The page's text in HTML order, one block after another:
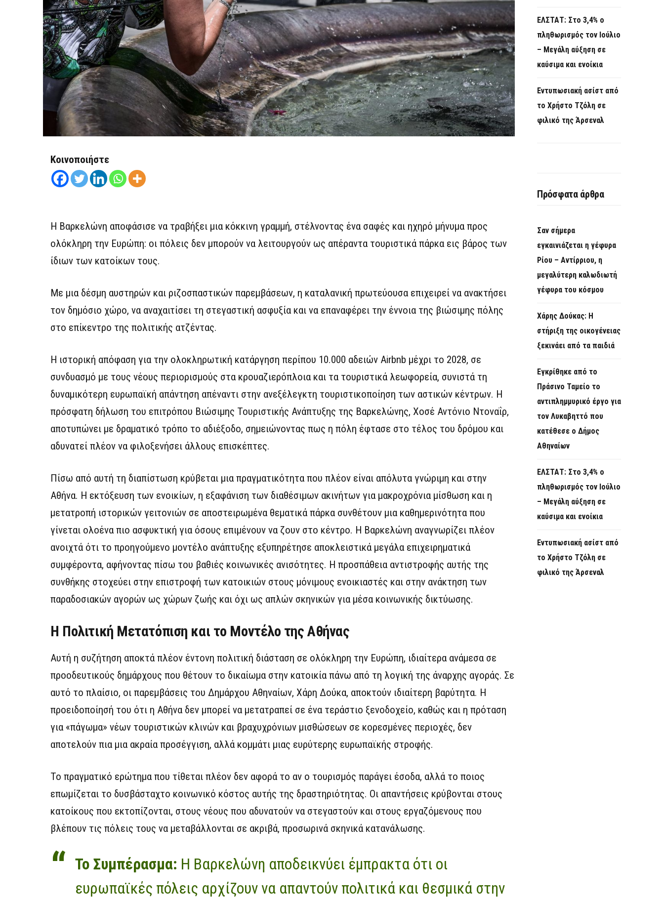
Κοινοποιήστε
Η Βαρκελώνη αποφάσισε να τραβήξει μια κόκκινη γραμμή, στέλνοντας ένα σαφές και ηχηρό μήνυμα προς
ολόκληρη την Ευρώπη: οι πόλεις δεν μπορούν να λειτουργούν ως απέραντα τουριστικά πάρκα εις βάρος των
ίδιων των κατοίκων τους.
Με μια δέσμη αυστηρών και ριζοσπαστικών παρεμβάσεων, η καταλανική πρωτεύουσα επιχειρεί να ανακτήσει
τον δημόσιο χώρο, να αναχαιτίσει τη στεγαστική ασφυξία και να επαναφέρει την έννοια της βιώσιμης πόλης
στο επίκεντρο της πολιτικής ατζέντας.
Η ιστορική απόφαση για την ολοκληρωτική κατάργηση περίπου 10.000 αδειών Airbnb μέχρι το 2028, σε
συνδυασμό με τους νέους περιορισμούς στα κρουαζιερόπλοια και τα τουριστικά λεωφορεία, συνιστά τη
δυναμικότερη ευρωπαϊκή απάντηση απέναντι στην ανεξέλεγκτη τουριστικοποίηση των αστικών κέντρων. Η
πρόσφατη δήλωση του επιτρόπου Βιώσιμης Τουριστικής Ανάπτυξης της Βαρκελώνης, Χοσέ Αντόνιο Ντοναΐρ,
αποτυπώνει με δραματικό τρόπο το αδιέξοδο, σημειώνοντας πως η πόλη έφτασε στο τέλος του δρόμου και
αδυνατεί πλέον να φιλοξενήσει άλλους επισκέπτες.
Πίσω από αυτή τη διαπίστωση κρύβεται μια πραγματικότητα που πλέον είναι απόλυτα γνώριμη και στην
Αθήνα. Η εκτόξευση των ενοικίων, η εξαφάνιση των διαθέσιμων ακινήτων για μακροχρόνια μίσθωση και η
μετατροπή ιστορικών γειτονιών σε αποστειρωμένα θεματικά πάρκα συνθέτουν μια καθημερινότητα που
γίνεται ολοένα πιο ασφυκτική για όσους επιμένουν να ζουν στο κέντρο. Η Βαρκελώνη αναγνωρίζει πλέον
ανοιχτά ότι το προηγούμενο μοντέλο ανάπτυξης εξυπηρέτησε αποκλειστικά μεγάλα επιχειρηματικά
συμφέροντα, αφήνοντας πίσω του βαθιές κοινωνικές ανισότητες. Η προσπάθεια αντιστροφής αυτής της
συνθήκης στοχεύει στην επιστροφή των κατοικιών στους μόνιμους ενοικιαστές και στην ανάκτηση των
παραδοσιακών αγορών ως χώρων ζωής και όχι ως απλών σκηνικών για μέσα κοινωνικής δικτύωσης.
Η Πολιτική Μετατόπιση και το Μοντέλο της Αθήνας
Αυτή η συζήτηση αποκτά πλέον έντονη πολιτική διάσταση σε ολόκληρη την Ευρώπη, ιδιαίτερα ανάμεσα σε
προοδευτικούς δημάρχους που θέτουν το δικαίωμα στην κατοικία πάνω από τη λογική της άναρχης αγοράς. Σε
αυτό το πλαίσιο, οι παρεμβάσεις του Δημάρχου Αθηναίων, Χάρη Δούκα, αποκτούν ιδιαίτερη βαρύτητα. Η
προειδοποίησή του ότι η Αθήνα δεν μπορεί να μετατραπεί σε ένα τεράστιο ξενοδοχείο, καθώς και η πρόταση
για «πάγωμα» νέων τουριστικών κλινών και βραχυχρόνιων μισθώσεων σε κορεσμένες περιοχές, δεν
αποτελούν πια μια ακραία προσέγγιση, αλλά κομμάτι μιας ευρύτερης ευρωπαϊκής στροφής.
Το πραγματικό ερώτημα που τίθεται πλέον δεν αφορά το αν ο τουρισμός παράγει έσοδα, αλλά το ποιος
επωμίζεται το δυσβάσταχτο κοινωνικό κόστος αυτής της δραστηριότητας. Οι απαντήσεις κρύβονται στους
κατοίκους που εκτοπίζονται, στους νέους που αδυνατούν να στεγαστούν και στους εργαζόμενους που
βλέπουν τις πόλεις τους να μεταβάλλονται σε ακριβά, προσωρινά σκηνικά κατανάλωσης.
Το Συμπέρασμα: Η Βαρκελώνη αποδεικνύει έμπρακτα ότι οι
ευρωπαϊκές πόλεις αρχίζουν να απαντούν πολιτικά και θεσμικά στην
ΕΛΣΤΑΤ: Στο 3,4% ο
πληθωρισμός τον Ιούλιο
– Μεγάλη αύξηση σε
καύσιμα και ενοίκια
Εντυπωσιακή ασίστ από
το Χρήστο Τζόλη σε
φιλικό της Άρσεναλ
Πρόσφατα άρθρα
Σαν σήμερα
εγκαινιάζεται η γέφυρα
Ρίου – Αντίρριου, η
μεγαλύτερη καλωδιωτή
γέφυρα του κόσμου
Χάρης Δούκας: Η
στήριξη της οικογένειας
ξεκινάει από τα παιδιά
Εγκρίθηκε από το
Πράσινο Ταμείο το
αντιπλημμυρικό έργο για
τον Λυκαβηττό που
κατέθεσε ο Δήμος
Αθηναίων
ΕΛΣΤΑΤ: Στο 3,4% ο
πληθωρισμός τον Ιούλιο
– Μεγάλη αύξηση σε
καύσιμα και ενοίκια
Εντυπωσιακή ασίστ από
το Χρήστο Τζόλη σε
φιλικό της Άρσεναλ